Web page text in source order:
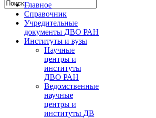
Главное
Справочник
Учредительные
документы ДВО РАН
Институты и вузы
Научные
центры и
институты
ДВО РАН
Ведомственные
научные
центры и
институты ДВ